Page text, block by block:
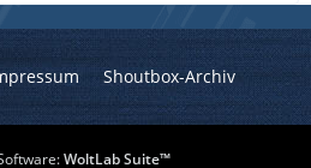
Shoutbox-Archiv
WoltLab Suite™